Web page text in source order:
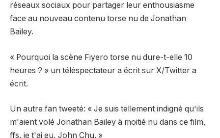
réseaux sociaux pour partager leur enthousiasme
face au nouveau contenu torse nu de Jonathan
Bailey.
« Pourquoi la scène Fiyero torse nu dure-t-elle 10
heures ? » un téléspectateur a écrit sur X/Twitter a
écrit.
Un autre fan tweeté: « Je suis tellement indigné qu'ils
m'aient volé Jonathan Bailey à moitié nu dans ce film,
ffs, je t'ai eu, John Chu. »